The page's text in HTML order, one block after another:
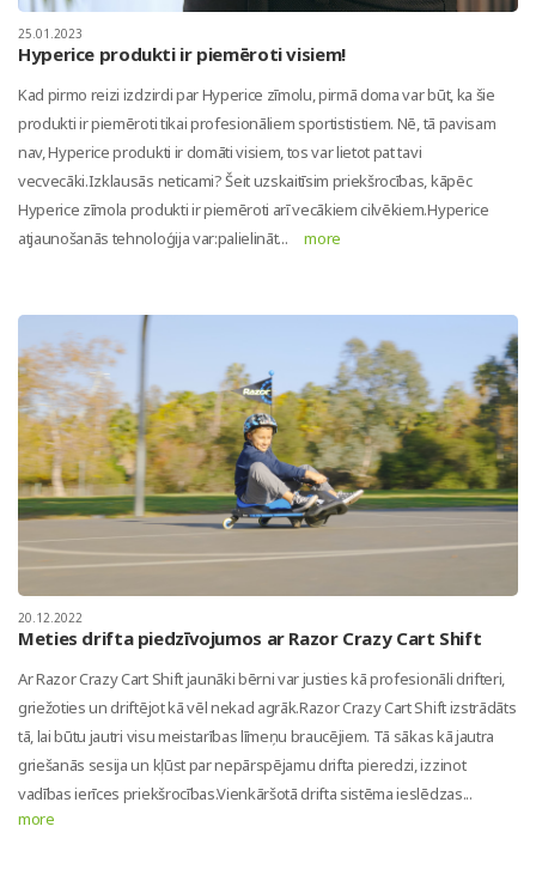
25.01.2023
Hyperice produkti ir piemēroti visiem!
Kad pirmo reizi izdzirdi par Hyperice zīmolu, pirmā doma var būt, ka šie
produkti ir piemēroti tikai profesionāliem sportististiem. Nē, tā pavisam
nav, Hyperice produkti ir domāti visiem, tos var lietot pat tavi
vecvecāki.Izklausās neticami? Šeit uzskaitīsim priekšrocības, kāpēc
Hyperice zīmola produkti ir piemēroti arī vecākiem cilvēkiem.Hyperice
atjaunošanās tehnoloģija var:palielināt...
more
20.12.2022
Meties drifta piedzīvojumos ar Razor Crazy Cart Shift
Ar Razor Crazy Cart Shift jaunāki bērni var justies kā profesionāli drifteri,
griežoties un driftējot kā vēl nekad agrāk.Razor Crazy Cart Shift izstrādāts
tā, lai būtu jautri visu meistarības līmeņu braucējiem. Tā sākas kā jautra
griešanās sesija un kļūst par nepārspējamu drifta pieredzi, izzinot
vadības ierīces priekšrocības.Vienkāršotā drifta sistēma ieslēdzas...
more